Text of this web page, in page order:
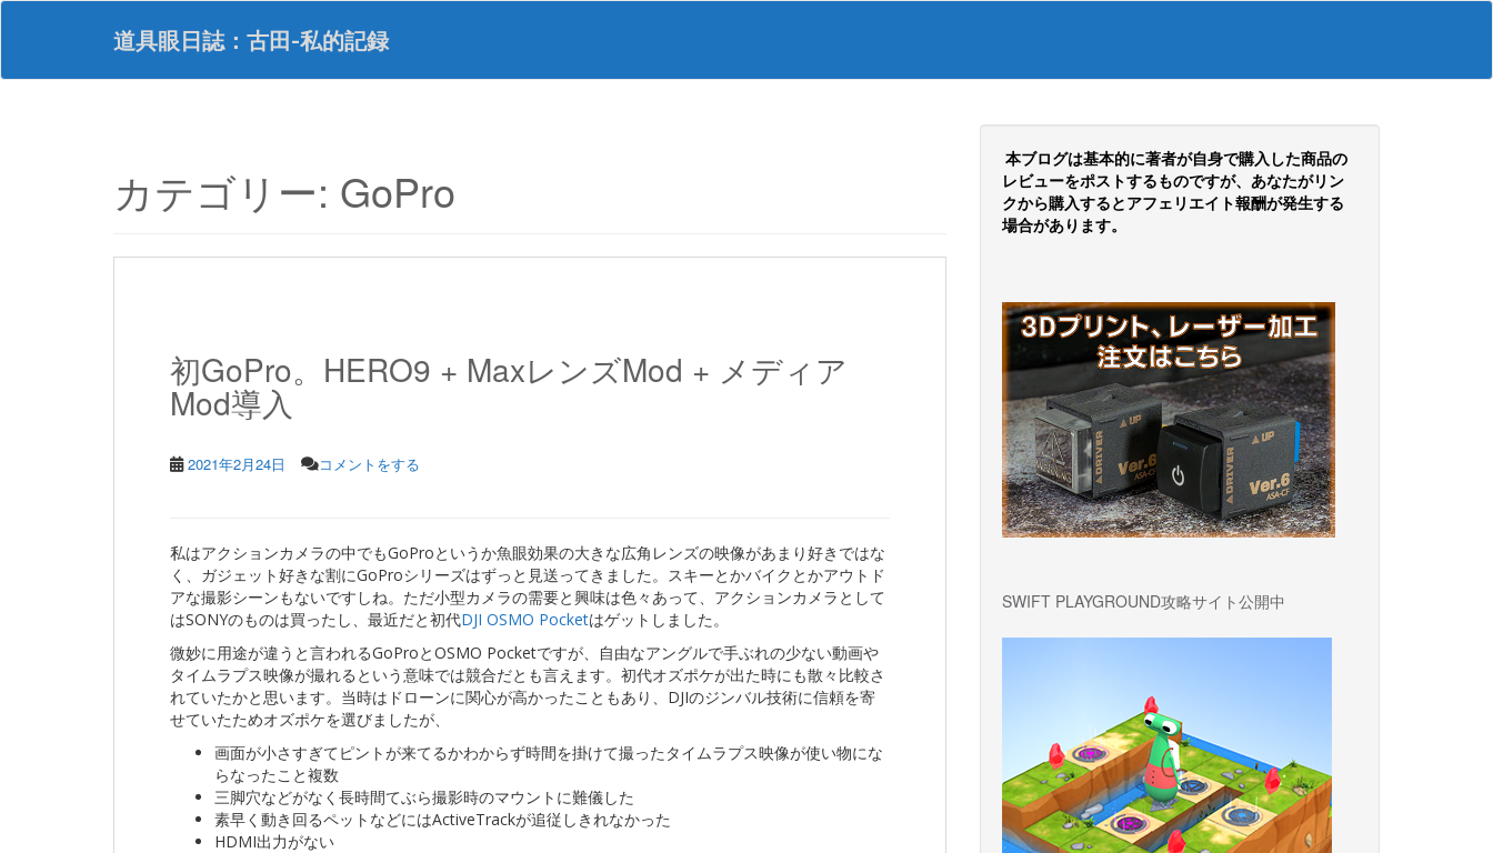
S
p
道具眼日誌：古田-私的記録
カテゴリー: GoPro
初GoPro。HERO9 + MaxレンズMod + メディア
Mod導入
2021年2月24日 コメントをする
私はアクションカメラの中でもGoProというか魚眼効果の大きな広角レンズの映像があまり好きではな
く、ガジェット好きな割にGoProシリーズはずっと見送ってきました。スキーとかバイクとかアウトド
アな撮影シーンもないですしね。ただ小型カメラの需要と興味は色々あって、アクションカメラとして
はSONYのものは買ったし、最近だと初代DJI OSMO Pocketはゲットしました。
微妙に用途が違うと言われるGoProとOSMO Pocketですが、自由なアングルで手ぶれの少ない動画や
タイムラプス映像が撮れるという意味では競合だとも言えます。初代オズポケが出た時にも散々比較さ
れていたかと思います。当時はドローンに関心が高かったこともあり、DJIのジンバル技術に信頼を寄
せていたためオズポケを選びましたが、
画面が小さすぎてピントが来てるかわからず時間を掛けて撮ったタイムラプス映像が使い物にな
らなったこと複数
三脚穴などがなく長時間てぶら撮影時のマウントに難儀した
素早く動き回るペットなどにはActiveTrackが追従しきれなかった
HDMI出力がない
本ブログは基本的に著者が自身で購入した商品の
レビューをポストするものですが、あなたがリン
クから購入するとアフェリエイト報酬が発生する
場合があります。
SWIFT PLAYGROUND攻略サイト公開中